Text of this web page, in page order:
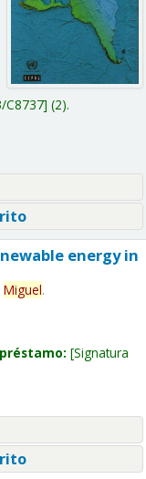
C8737 (2).
energy in
Miguel.
Signatura